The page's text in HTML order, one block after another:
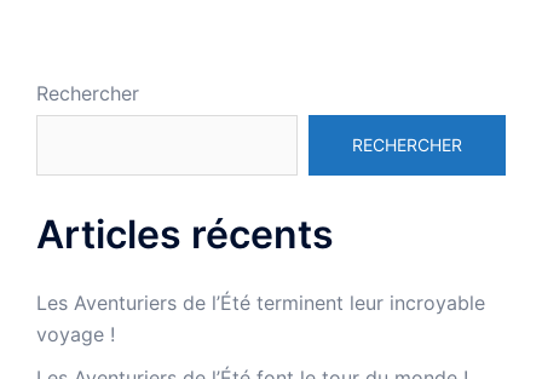
Rechercher
RECHERCHER
Articles récents
Les Aventuriers de l’Été terminent leur incroyable
voyage !